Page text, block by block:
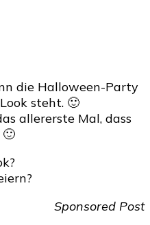
die Halloween-Party
steht. 🙂
allererste Mal, dass
Sponsored Post